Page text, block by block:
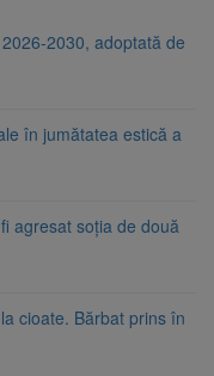
2030, adoptată de
în jumătatea estică a
agresat soția de două
cioate. Bărbat prins în